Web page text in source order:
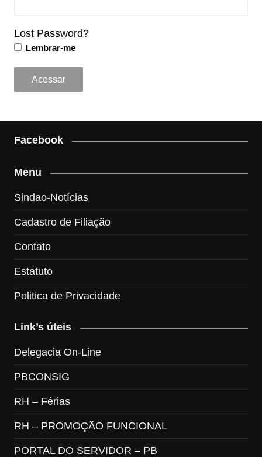
Lost Password?
Lembrar-me
Facebook
Menu
Sindao-Notícias
Cadastro de Filiação
Contato
Estatuto
Politica de Privacidade
Link’s úteis
Delegacia On-Line
PBCONSIG
RH – Férias
RH – PROMOÇÃO FUNCIONAL
PORTAL DO SERVIDOR – PB